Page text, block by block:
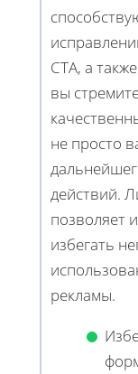
CTA, а
вы
не просто
действий.
позволяет
избегать
рекламы.